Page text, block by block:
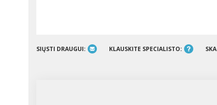
SIŲSTI DRAUGUI: KLAUSKITE SPECIALISTO: